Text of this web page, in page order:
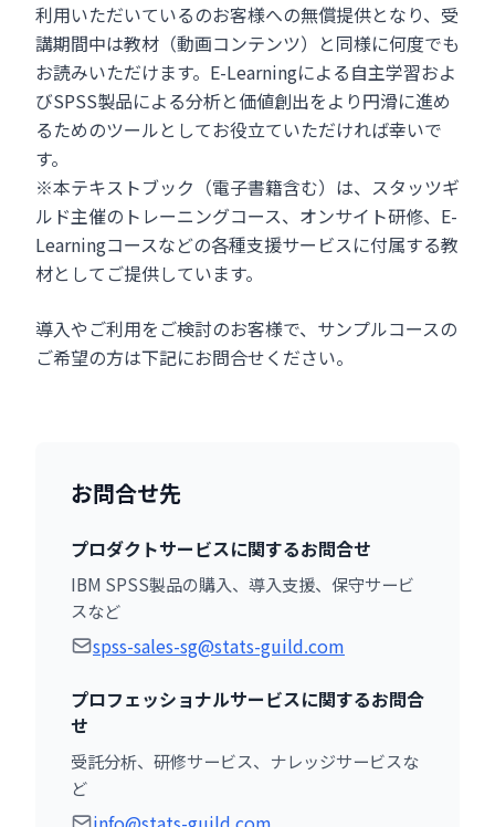
利用いただいているのお客様への無償提供となり、受
講期間中は教材（動画コンテンツ）と同様に何度でも
お読みいただけます。E-Learningによる自主学習およ
びSPSS製品による分析と価値創出をより円滑に進め
るためのツールとしてお役立ていただければ幸いで
す。
※本テキストブック（電子書籍含む）は、スタッツギ
ルド主催のトレーニングコース、オンサイト研修、E-
Learningコースなどの各種支援サービスに付属する教
材としてご提供しています。
導入やご利用をご検討のお客様で、サンプルコースの
ご希望の方は下記にお問合せください。
お問合せ先
プロダクトサービスに関するお問合せ
IBM SPSS製品の購入、導入支援、保守サービ
スなど
spss-sales-sg@stats-guild.com
プロフェッショナルサービスに関するお問合
せ
受託分析、研修サービス、ナレッジサービスな
ど